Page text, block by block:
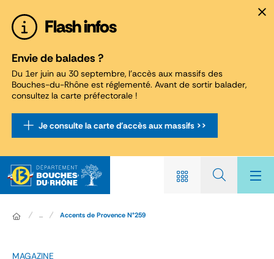
Flash infos
Envie de balades ?
Du 1er juin au 30 septembre, l'accès aux massifs des
Bouches-du-Rhône est réglementé. Avant de sortir balader,
consultez la carte préfectorale !
Je consulte la carte d'accès aux massifs >>
... Accents de Provence N°259
MAGAZINE